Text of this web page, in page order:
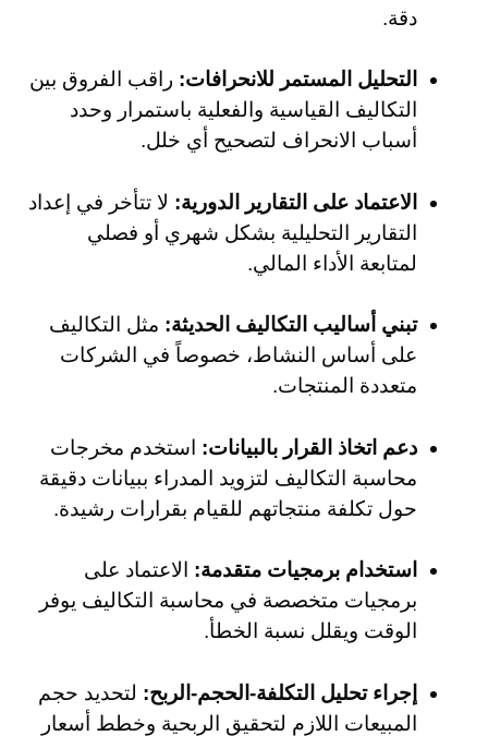
دقة.
التحليل المستمر للانحرافات: راقب الفروق بين
التكاليف القياسية والفعلية باستمرار وحدد
أسباب الانحراف لتصحيح أي خلل.
الاعتماد على التقارير الدورية: لا تتأخر في إعداد
التقارير التحليلية بشكل شهري أو فصلي
لمتابعة الأداء المالي.
تبني أساليب التكاليف الحديثة: مثل التكاليف
على أساس النشاط، خصوصاً في الشركات
متعددة المنتجات.
دعم اتخاذ القرار بالبيانات: استخدم مخرجات
محاسبة التكاليف لتزويد المدراء ببيانات دقيقة
حول تكلفة منتجاتهم للقيام بقرارات رشيدة.
استخدام برمجيات متقدمة: الاعتماد على
برمجيات متخصصة في محاسبة التكاليف يوفر
الوقت ويقلل نسبة الخطأ.
إجراء تحليل التكلفة-الحجم-الربح: لتحديد حجم
المبيعات اللازم لتحقيق الربحية وخطط أسعار